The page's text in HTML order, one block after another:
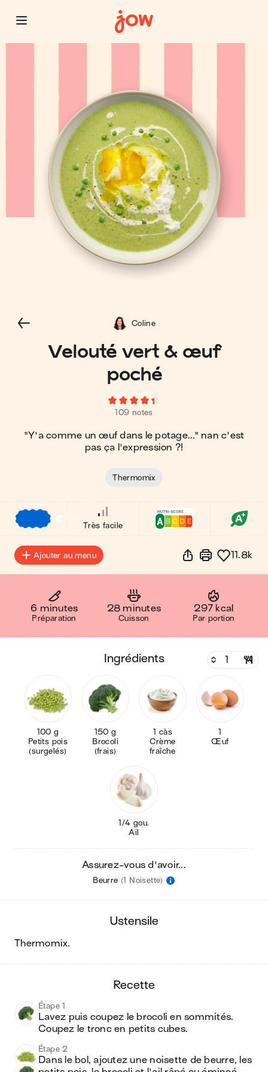
Velouté vert & œuf
poché
109 notes
"Y'a comme un œuf dans le potage..." nan c'est
pas ça l'expression ?!
Coline
Thermomix
€
Très facile
Ajouter au menu 11.8k
6 minutes
Préparation
28 minutes
Cuisson
297 kcal
Par portion
ingrédients
100 g
Petits pois
(surgelés)
150 g
Brocoli
(frais)
1 càs
Crème
fraîche
1
Œuf
1/4 gou.
Ail
Assurez-vous d'avoir...
Beurre (1 Noisette)
ustensile
thermomix.
recette
Étape 1
Lavez puis coupez le brocoli en sommités.
Coupez le tronc en petits cubes.
Étape 2
Dans le bol, ajoutez une noisette de beurre, les